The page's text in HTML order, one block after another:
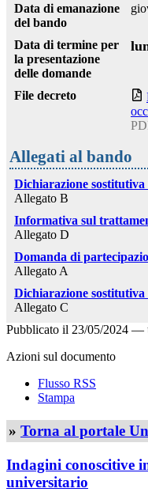
Data di emanazione
del bando
Data di termine per
la presentazione
delle domande
File decreto
Allegati al bando
Dichiarazione
Allegato B
Informativa sul
Allegato D
Domanda di
Allegato A
Dichiarazione
Allegato C
Pubblicato il 23/05/2024 —
Azioni sul documento
Flusso RSS
Stampa
» Torna al portale
Indagini conoscitive
universitario